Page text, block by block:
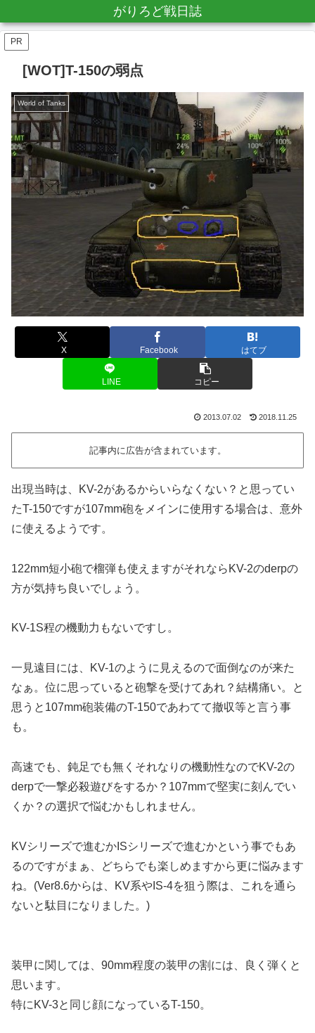
がりろど戦日誌
PR
[WOT]T-150の弱点
World of Tanks
X Facebook はてブ
LINE コピー
2013.07.02 2018.11.25
記事内に広告が含まれています。
出現当時は、KV-2があるからいらなくない？と思ってい
たT-150ですが107mm砲をメインに使用する場合は、意外
に使えるようです。
122mm短小砲で榴弾も使えますがそれならKV-2のderpの
方が気持ち良いでしょう。
KV-1S程の機動力もないですし。
一見遠目には、KV-1のように見えるので面倒なのが来た
なぁ。位に思っていると砲撃を受けてあれ？結構痛い。と
思うと107mm砲装備のT-150であわてて撤収等と言う事
も。
高速でも、鈍足でも無くそれなりの機動性なのでKV-2の
derpで一撃必殺遊びをするか？107mmで堅実に刻んでい
くか？の選択で悩むかもしれません。
KVシリーズで進むかISシリーズで進むかという事でもあ
るのですがまぁ、どちらでも楽しめますから更に悩みます
ね。(Ver8.6からは、KV系やIS-4を狙う際は、これを通ら
ないと駄目になりました。)
装甲に関しては、90mm程度の装甲の割には、良く弾くと
思います。
特にKV-3と同じ顔になっているT-150。